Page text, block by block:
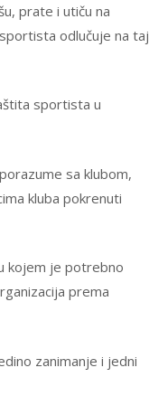
prate i utiču na
odlučuje na taj
sportista u
sa klubom,
kluba pokrenuti
kojem je potrebno
prema
zanimanje i jedni